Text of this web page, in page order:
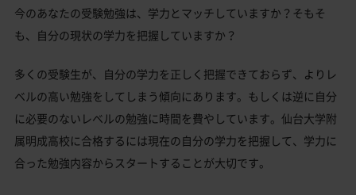
今のあなたの受験勉強は、学力とマッチしていますか？そもそ
も、自分の現状の学力を把握していますか？
多くの受験生が、自分の学力を正しく把握できておらず、よりレ
ベルの高い勉強をしてしまう傾向にあります。もしくは逆に自分
に必要のないレベルの勉強に時間を費やしています。仙台大学附
属明成高校に合格するには現在の自分の学力を把握して、学力に
合った勉強内容からスタートすることが大切です。